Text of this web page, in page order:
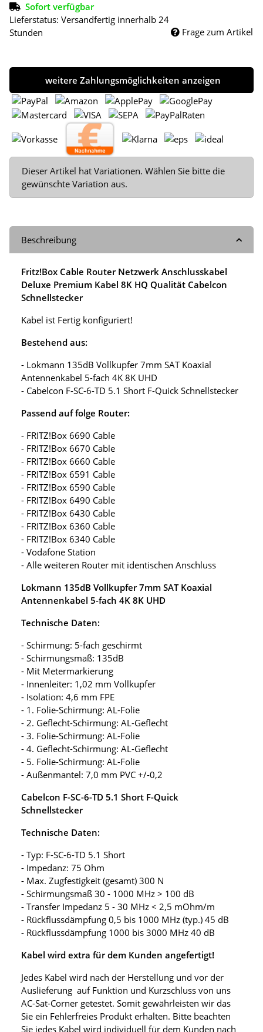
Sofort verfügbar
Lieferstatus: Versandfertig innerhalb 24
Stunden
Frage zum Artikel
weitere Zahlungsmöglichkeiten anzeigen
x
Dieser Artikel hat Variationen. Wählen Sie bitte die
gewünschte Variation aus.
Beschreibung
Fritz!Box Cable Router Netzwerk Anschlusskabel
Deluxe Premium Kabel 8K HQ Qualität Cabelcon
Schnellstecker
Kabel ist Fertig konfiguriert!
Bestehend aus:
- Lokmann 135dB Vollkupfer 7mm SAT Koaxial
Antennenkabel 5-fach 4K 8K UHD
- Cabelcon F-SC-6-TD 5.1 Short F-Quick Schnellstecker
Passend auf folge Router:
- FRITZ!Box 6690 Cable
- FRITZ!Box 6670 Cable
- FRITZ!Box 6660 Cable
- FRITZ!Box 6591 Cable
- FRITZ!Box 6590 Cable
- FRITZ!Box 6490 Cable
- FRITZ!Box 6430 Cable
- FRITZ!Box 6360 Cable
- FRITZ!Box 6340 Cable
- Vodafone Station
- Alle weiteren Router mit identischen Anschluss
Lokmann 135dB Vollkupfer 7mm SAT Koaxial
Antennenkabel 5-fach 4K 8K UHD
Technische Daten:
- Schirmung: 5-fach geschirmt
- Schirmungsmaß: 135dB
- Mit Metermarkierung
- Innenleiter: 1,02 mm Vollkupfer
- Isolation: 4,6 mm FPE
- 1. Folie-Schirmung: AL-Folie
- 2. Geflecht-Schirmung: AL-Geflecht
- 3. Folie-Schirmung: AL-Folie
- 4. Geflecht-Schirmung: AL-Geflecht
- 5. Folie-Schirmung: AL-Folie
- Außenmantel: 7,0 mm PVC +/-0,2
Cabelcon F-SC-6-TD 5.1 Short F-Quick
Schnellstecker
Technische Daten:
- Typ: F-SC-6-TD 5.1 Short
- Impedanz: 75 Ohm
- Max. Zugfestigkeit (gesamt) 300 N
- Schirmungsmaß 30 - 1000 MHz > 100 dB
- Transfer Impedanz 5 - 30 MHz < 2,5 mOhm/m
- Rückflussdämpfung 0,5 bis 1000 MHz (typ.) 45 dB
- Rückflussdämpfung 1000 bis 3000 MHz 40 dB
Kabel wird extra für dem Kunden angefertigt!
Jedes Kabel wird nach der Herstellung und vor der
Auslieferung auf Funktion und Kurzschluss von uns
AC-Sat-Corner getestet. Somit gewährleisten wir das
Sie ein Fehlerfreies Produkt erhalten. Bitte beachten
Sie jedes Kabel wird individuell für dem Kunden nach